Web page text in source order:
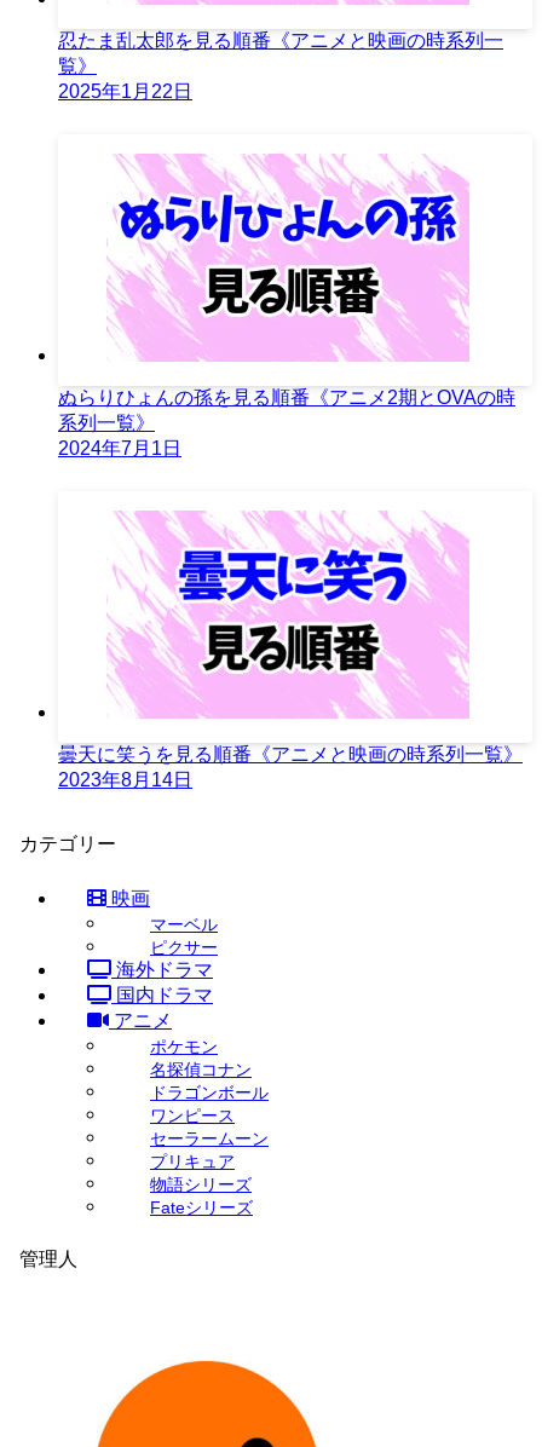
忍たま乱太郎を見る順番《アニメと映画の時系列一
覧》
2025年1月22日
ぬらりひょんの孫を見る順番《アニメ2期とOVAの時
系列一覧》
2024年7月1日
曇天に笑うを見る順番《アニメと映画の時系列一覧》
2023年8月14日
カテゴリー
映画
マーベル
ピクサー
海外ドラマ
国内ドラマ
アニメ
ポケモン
名探偵コナン
ドラゴンボール
ワンピース
セーラームーン
プリキュア
物語シリーズ
Fateシリーズ
管理人